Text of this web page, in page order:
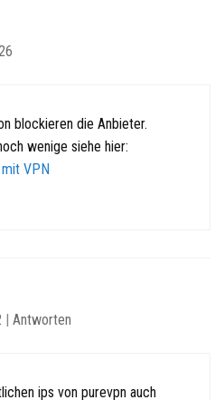
blockieren die Anbieter.
wenige siehe hier:
VPN
| Antworten
ips von purevpn auch